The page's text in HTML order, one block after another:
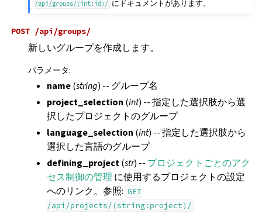
/api/groups/(int:id)/
にドキュメントがあります。
POST /api/groups/
新しいグループを作成します。
パラメータ:
name(string) -- グループ名
project_selection (int) -- 指定した選択肢から選
択したプロジェクトのグループ
language_selection (int) -- 指定した選択肢から
選択した言語のグループ
defining_project(str) -- プロジェクトごとのアク
セス制御の管理 に使用するプロジェクトの設定
へのリンク。参照: GET
/api/projects/(string:project)/